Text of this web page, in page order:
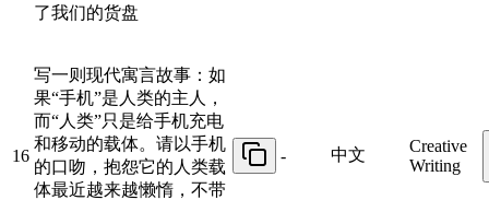
了我们的货盘
16
写一则现代寓言故事：如
果“手机”是人类的主人，
而“人类”只是给手机充电
和移动的载体。请以手机
的口吻，抱怨它的人类载
体最近越来越懒惰，不带
- 中文
Creative
Writing